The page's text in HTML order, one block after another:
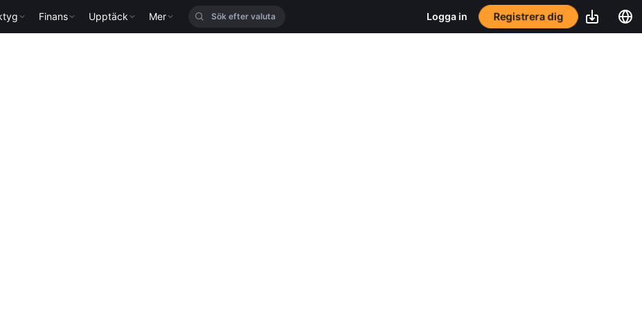
Finans Upptäck Mer Logga in Registrera dig